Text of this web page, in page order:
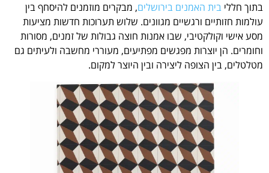
בתוך חללי בית האמנים בירושלים, מבקרים מוזמנים להיסחף בין
עולמות חזותיים ורגשיים מגוונים. שלוש תערוכות חדשות מציעות
מסע אישי וקולקטיבי, שבו אמנות חוצה גבולות של זמנים, מסורות
וחומרים. הן יוצרות מפגשים מפתיעים, מעוררי מחשבה ולעיתים גם
מטלטלים, בין הצופה ליצירה ובין היוצר למקום.